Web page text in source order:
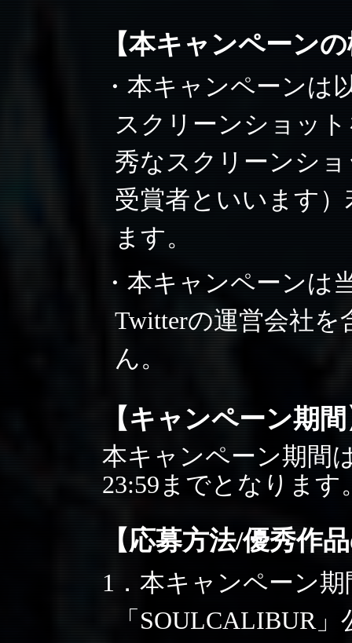
【本キャンペーン
・本キャンペーンは
スクリーンショッ
秀なスクリーンシ
受賞者といいます
ます。
・本キャンペーンは
Twitterの運営会社
ん。
【キャンペーン期
本キャンペーン期間
23:59までとなります
【応募方法/優秀作
1．本キャンペーン
「SOULCALIBUR